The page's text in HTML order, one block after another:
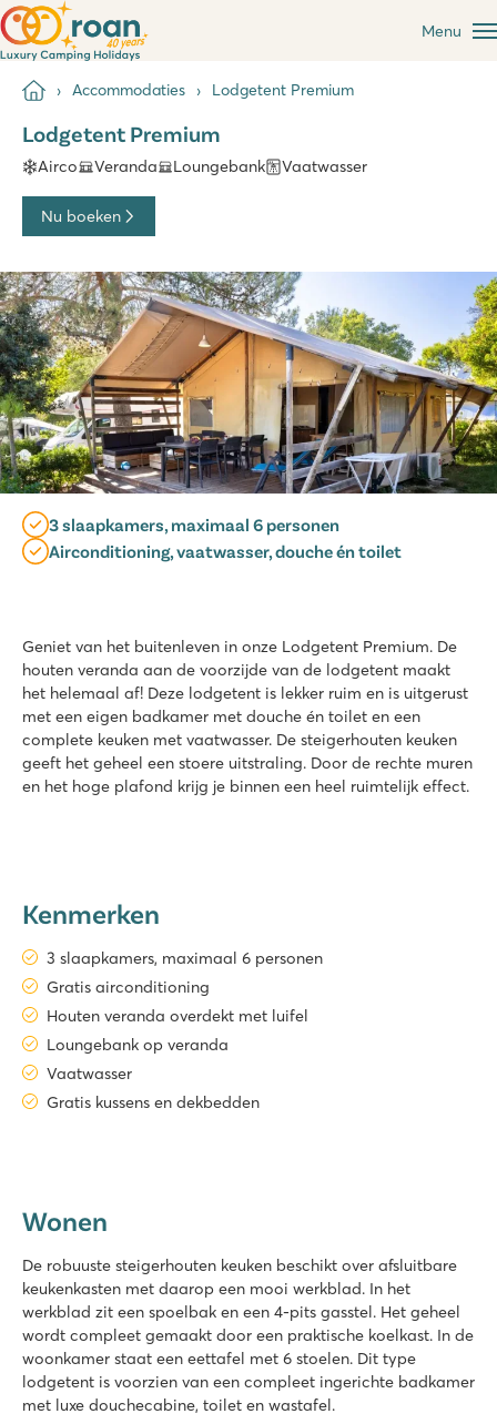
Menu
Accommodaties Lodgetent Premium
Lodgetent Premium
Airco Veranda Loungebank Vaatwasser
Nu boeken
3 slaapkamers, maximaal 6 personen
Airconditioning, vaatwasser, douche én toilet
Geniet van het buitenleven in onze Lodgetent Premium. De
houten veranda aan de voorzijde van de lodgetent maakt
het helemaal af! Deze lodgetent is lekker ruim en is uitgerust
met een eigen badkamer met douche én toilet en een
complete keuken met vaatwasser. De steigerhouten keuken
geeft het geheel een stoere uitstraling. Door de rechte muren
en het hoge plafond krijg je binnen een heel ruimtelijk effect.
Kenmerken
3 slaapkamers, maximaal 6 personen
Gratis airconditioning
Houten veranda overdekt met luifel
Loungebank op veranda
Vaatwasser
Gratis kussens en dekbedden
Wonen
De robuuste steigerhouten keuken beschikt over afsluitbare
keukenkasten met daarop een mooi werkblad. In het
werkblad zit een spoelbak en een 4-pits gasstel. Het geheel
wordt compleet gemaakt door een praktische koelkast. In de
woonkamer staat een eettafel met 6 stoelen. Dit type
lodgetent is voorzien van een compleet ingerichte badkamer
met luxe douchecabine, toilet en wastafel.